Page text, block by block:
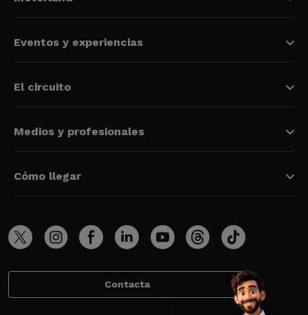
Eventos y experiencias
El circuito
Medios y profesionales
Cómo llegar
Contacta